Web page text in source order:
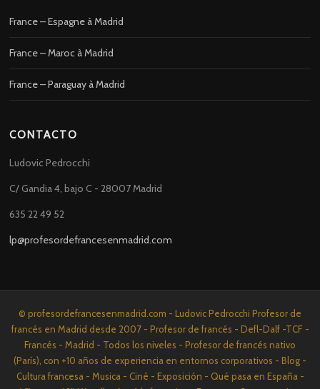
France – Espagne à Madrid
France – Maroc à Madrid
France – Paraguay à Madrid
CONTACTO
Ludovic Pedrocchi
C/ Gandia 4, bajo C - 28007 Madrid
635 22 49 52
lp@profesordefrancesenmadrid.com
© profesordefrancesenmadrid.com - Ludovic Pedrocchi Profesor de
francés en Madrid desde 2007 - Profesor de francés - Defl-Dalf -TCF -
Francés - Madrid - Todos los niveles - Profesor de francés nativo
(París), con +10 años de experiencia en entornos corporativos - Blog -
Cultura francesa - Musica - Ciné - Exposición - Qué pasa en España -